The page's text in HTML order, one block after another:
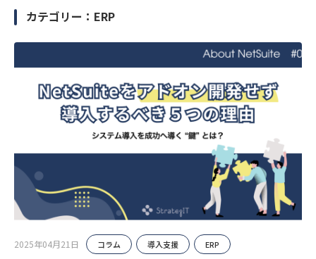
カテゴリー：ERP
2025年04月21日 コラム 導入支援 ERP